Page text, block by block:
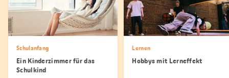
Schulanfang
Ein Kinderzimmer für das
Schulkind
Lernen
Hobbys mit Lerneffekt